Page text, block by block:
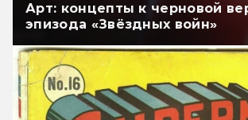
Арт: концепты к черновой
эпизода «Звёздных войн»